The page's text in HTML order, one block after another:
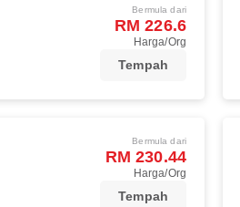
Bermula dari
RM 226.6
Harga/Org
Tempah
Bermula dari
RM 230.44
Harga/Org
Tempah